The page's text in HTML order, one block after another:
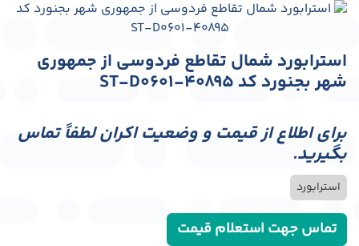
استرابورد شمال تقاطع فردوسی از جمهوری
شهر بجنورد کد ST-D0601-40895
برای اطلاع از قیمت و وضعیت اکران لطفاً تماس
بگیرید.
استرابورد
تماس جهت استعلام قیمت